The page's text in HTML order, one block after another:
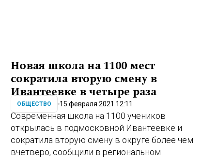
Новая школа на 1100 мест
сократила вторую смену в
Ивантеевке в четыре раза
ОБЩЕСТВО 15 февраля 2021 12:11
Современная школа на 1100 учеников
открылась в подмосковной Ивантеевке и
сократила вторую смену в округе более чем
вчетверо, сообщили в региональном